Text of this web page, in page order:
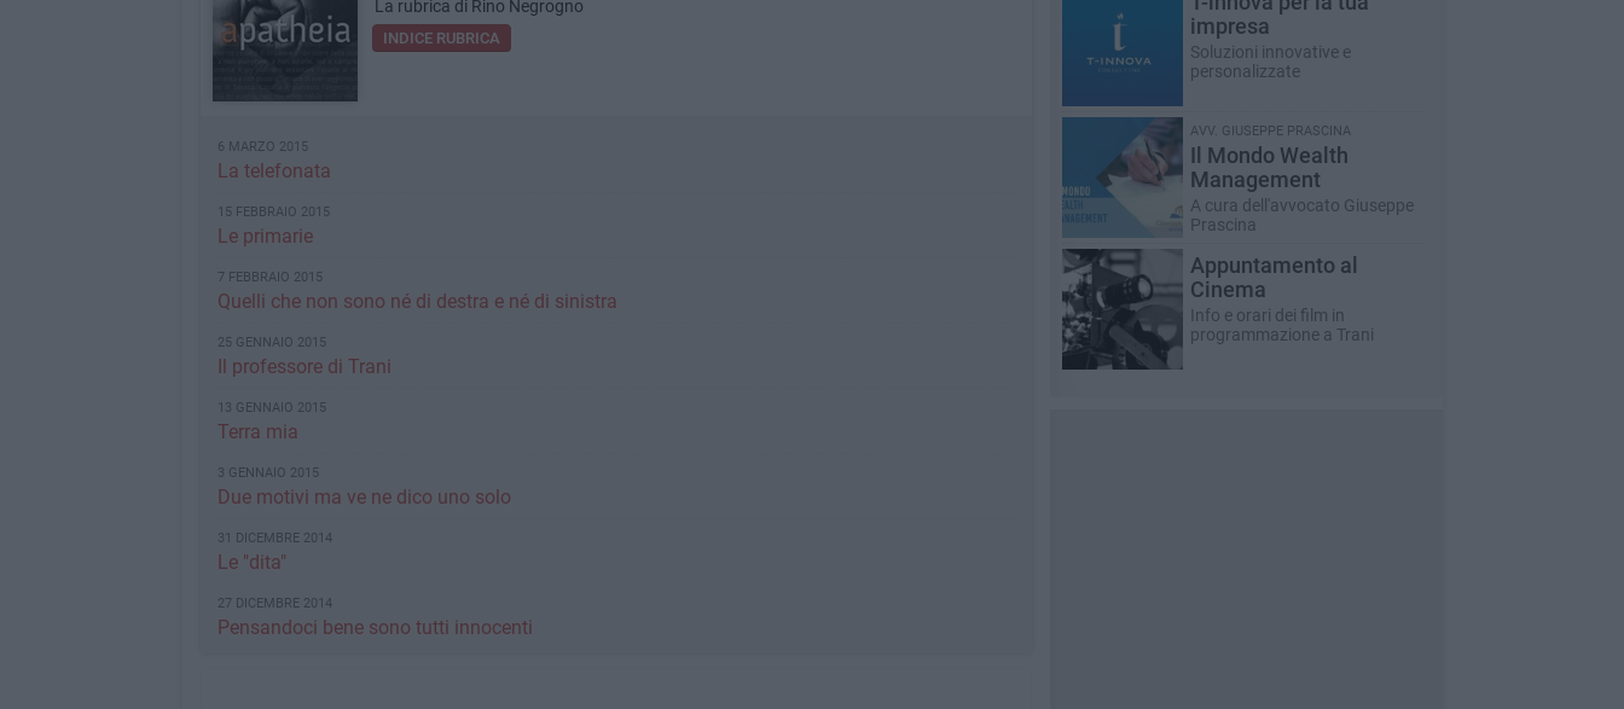
La rubrica di Rino Negrogno
INDICE RUBRICA
6 MARZO 2015
La telefonata
15 FEBBRAIO 2015
Le primarie
7 FEBBRAIO 2015
Quelli che non sono né di destra e né di sinistra
25 GENNAIO 2015
Il professore di Trani
13 GENNAIO 2015
Terra mia
3 GENNAIO 2015
Due motivi ma ve ne dico uno solo
31 DICEMBRE 2014
Le "dita"
27 DICEMBRE 2014
Pensandoci bene sono tutti innocenti
impresa
Soluzioni innovative e
personalizzate
AVV. GIUSEPPE PRASCINA
Il Mondo Wealth
Management
A cura dell'avvocato Giuseppe
Prascina
Appuntamento al
Cinema
Info e orari dei film in
programmazione a Trani